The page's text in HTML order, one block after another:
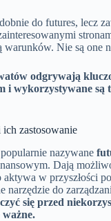
do futures, lecz
warunków. Nie są one
odgrywają
i wykorzystywane są
zastosowanie
nazywane
Dają
aktywa w przyszłości
narzędzie do
się przed